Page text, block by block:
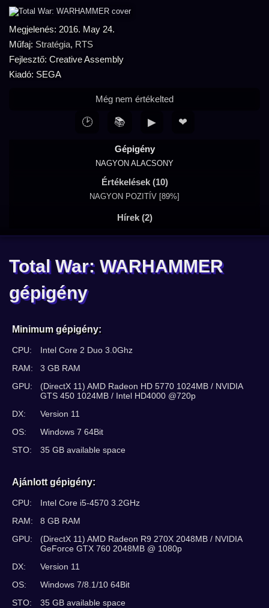
Megjelenés: 2016. May 24.
Műfaj: Stratégia, RTS
Fejlesztő: Creative Assembly
Kiadó: SEGA
Gépigény
NAGYON ALACSONY
Értékelések (10)
NAGYON POZITÍV [89%]
Hírek (2)
Még nem értékelted
🕑 📚 ▶ ❤
Total War: WARHAMMER
gépigény
Minimum gépigény:
CPU:
Intel Core 2 Duo 3.0Ghz
RAM:
3 GB RAM
GPU:
(DirectX 11) AMD Radeon HD 5770 1024MB / NVIDIA
GTS 450 1024MB / Intel HD4000 @720p
DX:
Version 11
OS:
Windows 7 64Bit
STO:
35 GB available space
Ajánlott gépigény:
CPU:
Intel Core i5-4570 3.2GHz
RAM:
8 GB RAM
GPU:
(DirectX 11) AMD Radeon R9 270X 2048MB / NVIDIA
GeForce GTX 760 2048MB @ 1080p
DX:
Version 11
OS:
Windows 7/8.1/10 64Bit
STO:
35 GB available space